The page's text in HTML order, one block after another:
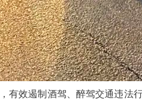
有效遏制酒驾、醉驾交通违法